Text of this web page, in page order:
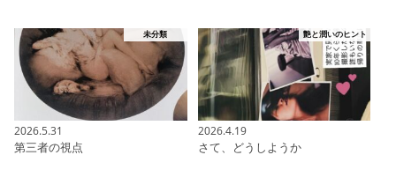
未分類
2026.5.31
第三者の視点
艶と潤いのヒント
2026.4.19
さて、どうしようか